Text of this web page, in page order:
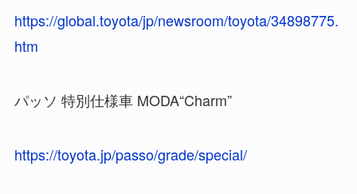
https://global.toyota/jp/newsroom/toyota/34898775.
htm
パッソ 特別仕様車 MODA“Charm”
https://toyota.jp/passo/grade/special/